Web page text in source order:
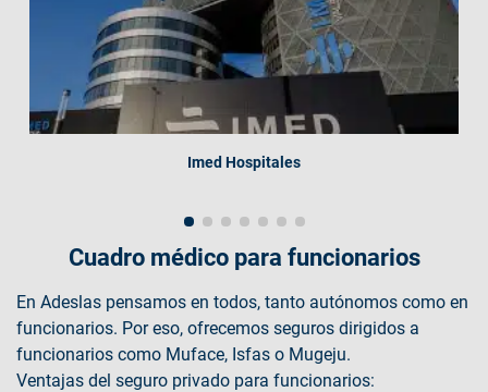
Imed Hospitales
Cuadro médico para funcionarios
En Adeslas pensamos en todos, tanto autónomos como en
funcionarios. Por eso, ofrecemos seguros dirigidos a
funcionarios como Muface, Isfas o Mugeju.
Ventajas del seguro privado para funcionarios: